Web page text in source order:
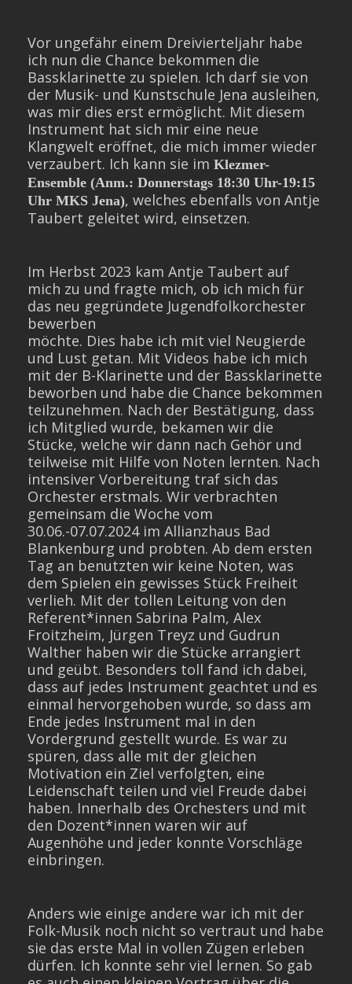
Vor ungefähr einem Dreivierteljahr habe
ich nun die Chance bekommen die
Bassklarinette zu spielen. Ich darf sie von
der Musik- und Kunstschule Jena ausleihen,
was mir dies erst ermöglicht. Mit diesem
Instrument hat sich mir eine neue
Klangwelt eröffnet, die mich immer wieder
verzaubert. Ich kann sie im Klezmer-
Ensemble (Anm.: Donnerstags 18:30 Uhr-19:15
Uhr MKS Jena), welches ebenfalls von Antje
Taubert geleitet wird, einsetzen.
Im Herbst 2023 kam Antje Taubert auf
mich zu und fragte mich, ob ich mich für
das neu gegründete Jugendfolkorchester
bewerben
möchte. Dies habe ich mit viel Neugierde
und Lust getan. Mit Videos habe ich mich
mit der B-Klarinette und der Bassklarinette
beworben und habe die Chance bekommen
teilzunehmen. Nach der Bestätigung, dass
ich Mitglied wurde, bekamen wir die
Stücke, welche wir dann nach Gehör und
teilweise mit Hilfe von Noten lernten. Nach
intensiver Vorbereitung traf sich das
Orchester erstmals. Wir verbrachten
gemeinsam die Woche vom
30.06.-07.07.2024 im Allianzhaus Bad
Blankenburg und probten. Ab dem ersten
Tag an benutzten wir keine Noten, was
dem Spielen ein gewisses Stück Freiheit
verlieh. Mit der tollen Leitung von den
Referent*innen Sabrina Palm, Alex
Froitzheim, Jürgen Treyz und Gudrun
Walther haben wir die Stücke arrangiert
und geübt. Besonders toll fand ich dabei,
dass auf jedes Instrument geachtet und es
einmal hervorgehoben wurde, so dass am
Ende jedes Instrument mal in den
Vordergrund gestellt wurde. Es war zu
spüren, dass alle mit der gleichen
Motivation ein Ziel verfolgten, eine
Leidenschaft teilen und viel Freude dabei
haben. Innerhalb des Orchesters und mit
den Dozent*innen waren wir auf
Augenhöhe und jeder konnte Vorschläge
einbringen.
Anders wie einige andere war ich mit der
Folk-Musik noch nicht so vertraut und habe
sie das erste Mal in vollen Zügen erleben
dürfen. Ich konnte sehr viel lernen. So gab